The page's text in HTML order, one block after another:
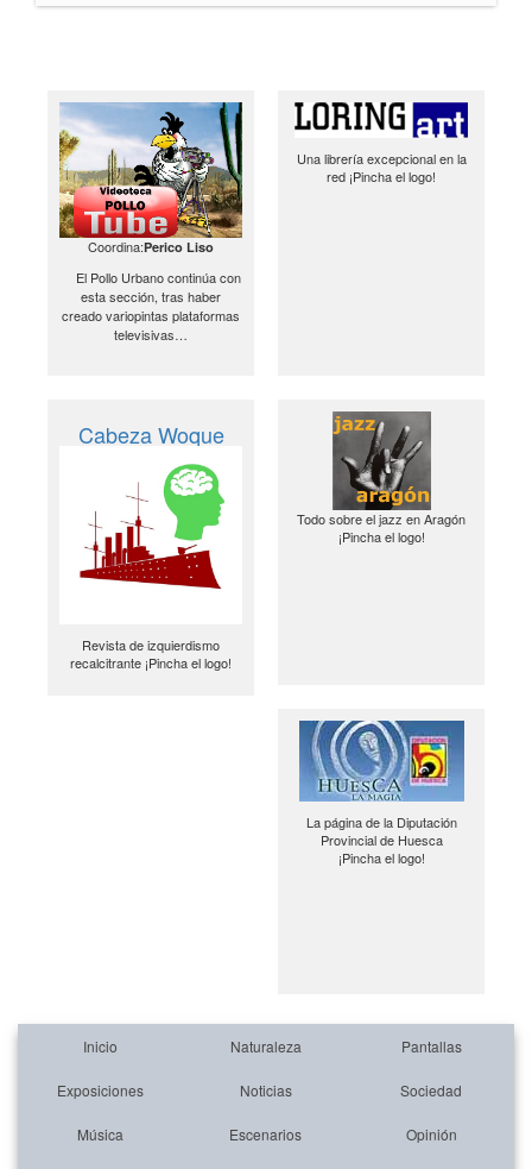
Coordina:Perico Liso
El Pollo Urbano continúa con
esta sección, tras haber
creado variopintas plataformas
televisivas…
Una librería excepcional en la
red ¡Pincha el logo!
Cabeza Woque
Revista de izquierdismo
recalcitrante ¡Pincha el logo!
Todo sobre el jazz en Aragón
¡Pincha el logo!
La página de la Diputación
Provincial de Huesca
¡Pincha el logo!
Inicio Naturaleza Pantallas
Exposiciones Noticias Sociedad
Música Escenarios Opinión